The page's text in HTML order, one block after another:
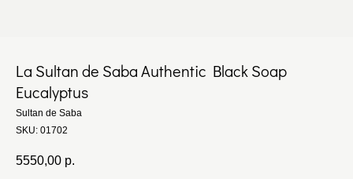
La Sultan de Saba Authentic Black Soap
Eucalyptus
Sultan de Saba
SKU: 01702
5550,00 р.